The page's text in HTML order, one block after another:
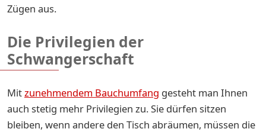
Zügen aus.
Die Privilegien der
Schwangerschaft
Mitzunehmendem Bauchumfang gesteht man Ihnen
auch stetig mehr Privilegien zu. Sie dürfen sitzen
bleiben, wenn andere den Tisch abräumen, müssen die